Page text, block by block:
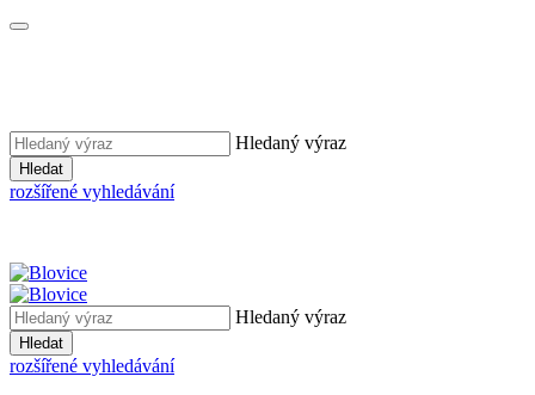
Hledaný výraz
Hledat
rozšířené vyhledávání
Hledaný výraz
Hledat
rozšířené vyhledávání